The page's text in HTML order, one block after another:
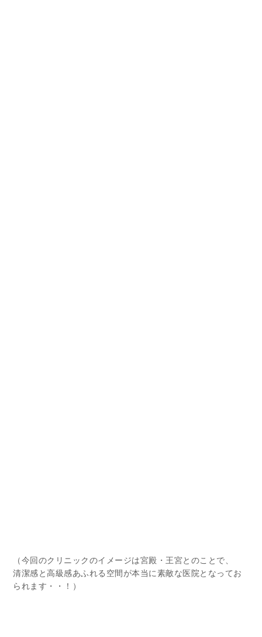
（今回のクリニックのイメージは宮殿・王宮とのことで、
清潔感と高級感あふれる空間が本当に素敵な医院となってお
られます・・！）